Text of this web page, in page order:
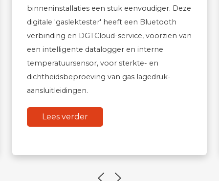
binneninstallaties een stuk eenvoudiger. Deze
digitale 'gaslektester' heeft een Bluetooth
verbinding en DGTCloud-service, voorzien van
een intelligente datalogger en interne
temperatuursensor, voor sterkte- en
dichtheidsbeproeving van gas lagedruk-
aansluitleidingen.
Lees verder